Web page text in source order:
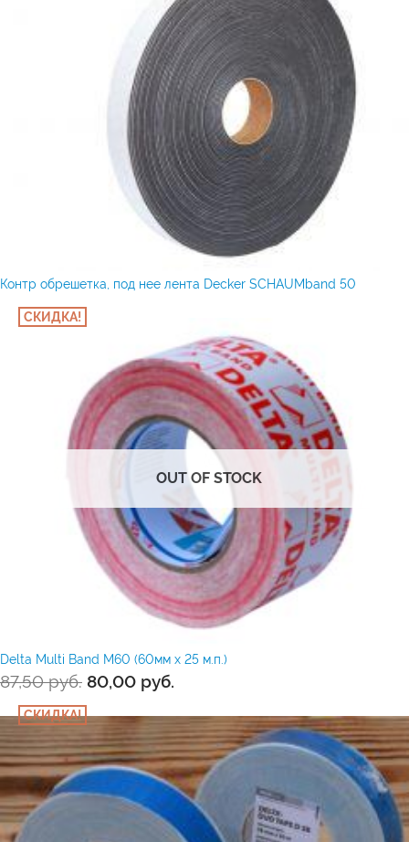
Контр обрешетка, под нее лента Decker SCHAUMband 50
OUT OF STOCK
Delta Multi Band M60 (60мм х 25 м.п.)
87,50руб. 80,00 руб.
СКИДКА!
СКИДКА!